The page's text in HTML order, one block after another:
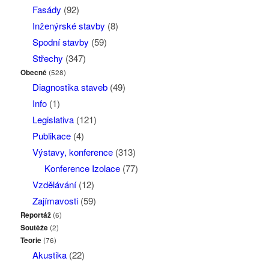
Fasády (92)
Inženýrské stavby (8)
Spodní stavby (59)
Střechy (347)
Obecné (528)
Diagnostika staveb(49)
Info(1)
Legislativa(121)
Publikace(4)
Výstavy, konference(313)
Konference Izolace(77)
Vzdělávání(12)
Zajímavosti(59)
Reportáž(6)
Soutěže (2)
Teorie (76)
Akustika(22)